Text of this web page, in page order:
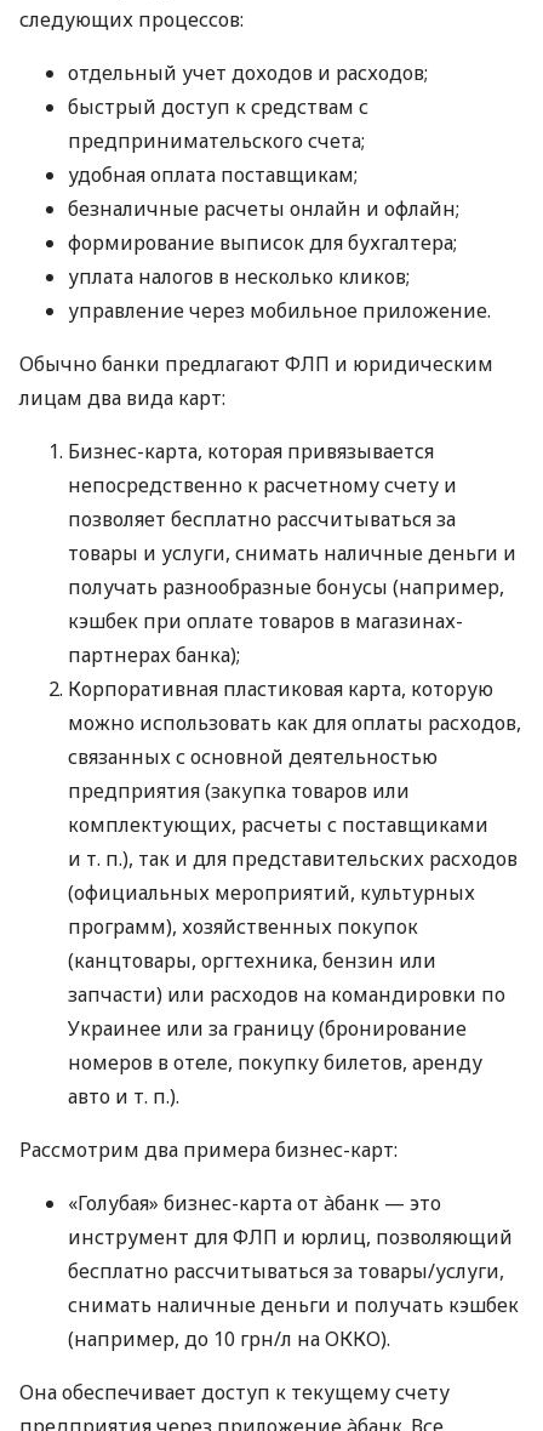
следующих процессов:
отдельный учет доходов и расходов;
быстрый доступ к средствам с
предпринимательского счета;
удобная оплата поставщикам;
безналичные расчеты онлайн и офлайн;
формирование выписок для бухгалтера;
уплата налогов в несколько кликов;
управление через мобильное приложение.
Обычно банки предлагают ФЛП и юридическим
лицам два вида карт:
Бизнес-карта, которая привязывается
непосредственно к расчетному счету и
позволяет бесплатно рассчитываться за
товары и услуги, снимать наличные деньги и
получать разнообразные бонусы (например,
кэшбек при оплате товаров в магазинах-
партнерах банка);
Корпоративная пластиковая карта, которую
можно использовать как для оплаты расходов,
связанных с основной деятельностью
предприятия (закупка товаров или
комплектующих, расчеты с поставщиками
и т. п.), так и для представительских расходов
(официальных мероприятий, культурных
программ), хозяйственных покупок
(канцтовары, оргтехника, бензин или
запчасти) или расходов на командировки по
Украинее или за границу (бронирование
номеров в отеле, покупку билетов, аренду
авто и т. п.).
Рассмотрим два примера бизнес-карт:
«Голубая» бизнес-карта от àбанк — это
инструмент для ФЛП и юрлиц, позволяющий
бесплатно рассчитываться за товары/услуги,
снимать наличные деньги и получать кэшбек
(например, до 10 грн/л на ОККО).
Она обеспечивает доступ к текущему счету